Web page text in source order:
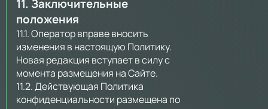
11. Заключительные
положения
11.1. Оператор вправе вносить
изменения в настоящую Политику.
Новая редакция вступает в силу с
момента размещения на Сайте.
11.2. Действующая Политика
конфиденциальности размещена по